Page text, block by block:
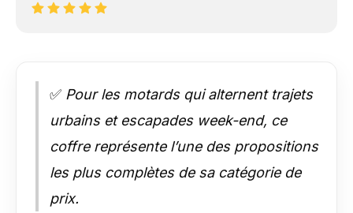
✅ Pour les motards qui alternent trajets
urbains et escapades week-end, ce
coffre représente l’une des propositions
les plus complètes de sa catégorie de
prix.